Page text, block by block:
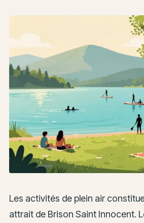
Les activités de plein air
attrait de Brison Saint Innocent.